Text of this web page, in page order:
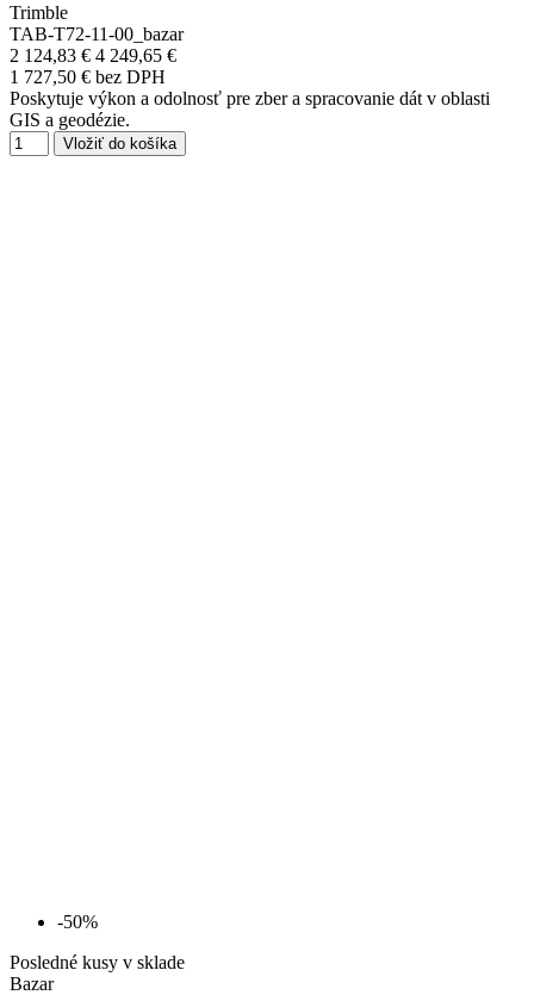
Trimble
TAB-T72-11-00_bazar
2 124,83 € 4 249,65 €
1 727,50 € bez DPH
Poskytuje výkon a odolnosť pre zber a spracovanie dát v oblasti
GIS a geodézie.
Vložiť do košíka
-50%
Posledné kusy v sklade
Bazar